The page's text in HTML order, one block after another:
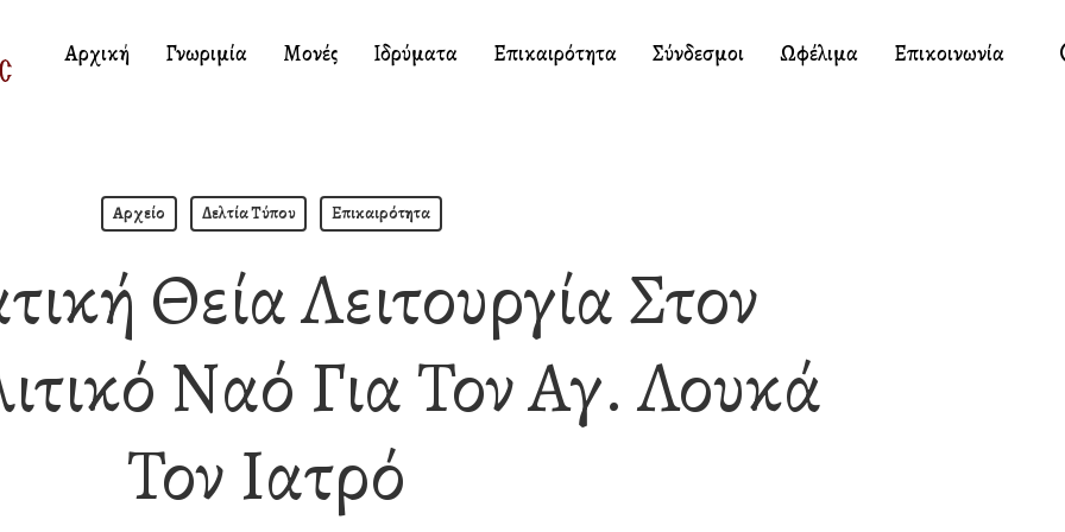
Αρχική Γνωριμία Μονές Ιδρύματα Επικαιρότητα Σύνδεσμοι Ωφέλιμα Επικοινωνία
Αρχείο Δελτία Τύπου Επικαιρότητα
Θεία Λειτουργία Στον
Ναό Για Τον Αγ. Λουκά
Τον Ιατρό